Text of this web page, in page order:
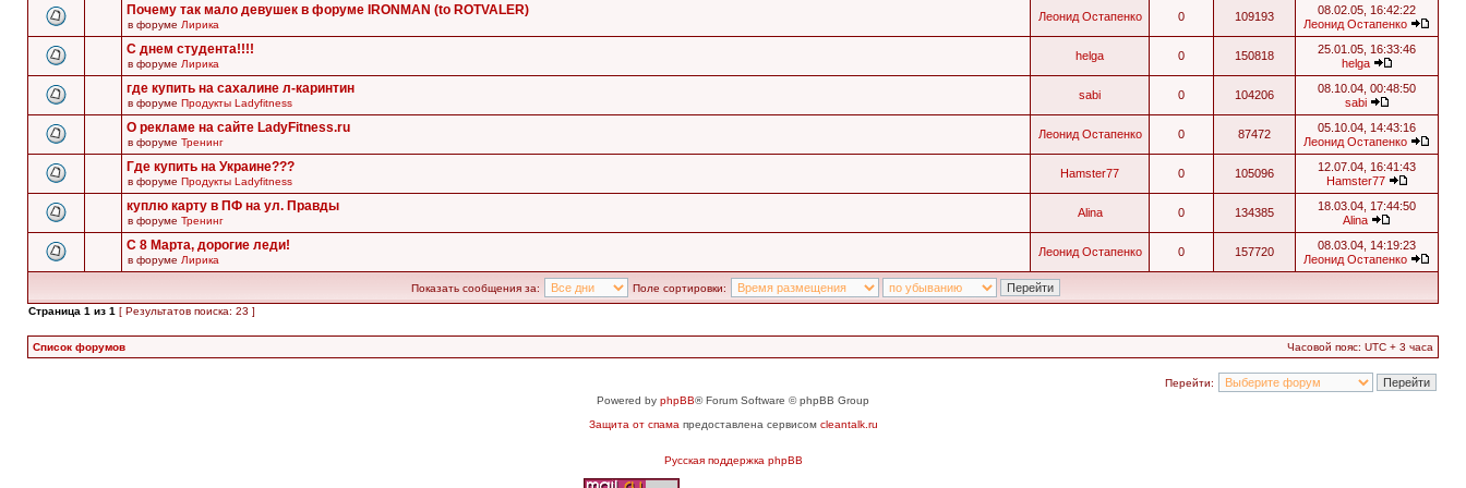
Почему так мало девушек в форуме IRONMAN (to ROTVALER)
в форуме Лирика
Леонид Остапенко 0 109193
08.02.05, 16:42:22
Леонид Остапенко
С днем студента!!!!
в форуме Лирика
helga 0 150818
25.01.05, 16:33:46
helga
где купить на сахалине л-каринтин
в форуме Продукты Ladyfitness
sabi 0 104206
08.10.04, 00:48:50
sabi
О рекламе на сайте LadyFitness.ru
в форуме Тренинг
Леонид Остапенко 0 87472
05.10.04, 14:43:16
Леонид Остапенко
Где купить на Украине???
в форуме Продукты Ladyfitness
Hamster77 0 105096
12.07.04, 16:41:43
Hamster77
куплю карту в ПФ на ул. Правды
в форуме Тренинг
Alina 0 134385
18.03.04, 17:44:50
Alina
С 8 Марта, дорогие леди!
в форуме Лирика
Леонид Остапенко 0 157720
08.03.04, 14:19:23
Леонид Остапенко
Показать сообщения за:
Поле сортировки:
Страница 1 из 1 [ Результатов поиска: 23 ]
Список форумов Часовой пояс: UTC + 3 часа
Перейти:
Powered by phpBB® Forum Software © phpBB Group
Защита от спама предоставлена сервисом cleantalk.ru
Русская поддержка phpBB